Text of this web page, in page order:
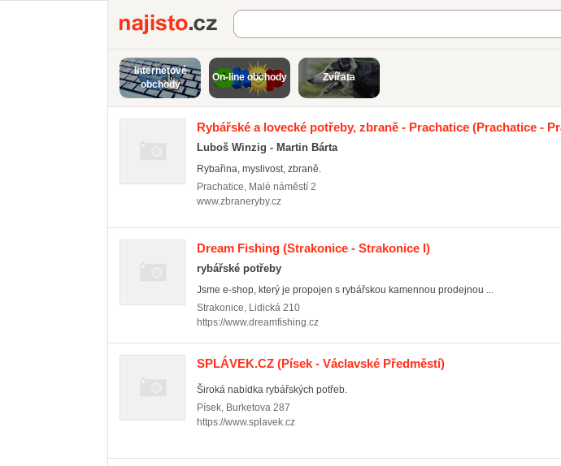
Najisto.cz
Internetové
obchody
On-line obchody Zvířata
Rybářské a lovecké potřeby, zbraně - Prachatice (Prachatice -
Luboš Winzig - Martin Bárta
Rybařina, myslivost, zbraně.
Prachatice, Malé náměstí 2
www.zbraneryby.cz
Dream Fishing (Strakonice - Strakonice I)
rybářské potřeby
Jsme e-shop, který je propojen s rybářskou kamennou prodejnou ...
Strakonice, Lidická 210
https://www.dreamfishing.cz
SPLÁVEK.CZ (Písek - Václavské Předměstí)
Široká nabídka rybářských potřeb.
Písek, Burketova 287
https://www.splavek.cz